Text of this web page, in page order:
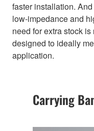
faster installation.
low-impedance and
need for extra stock
designed to ideally
application.
Carrying